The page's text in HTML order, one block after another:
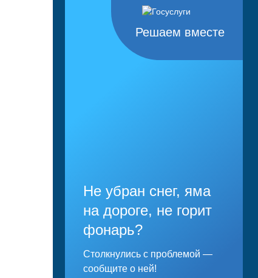
Решаем вместе
Не убран снег, яма
на дороге, не горит
фонарь?
Столкнулись с проблемой —
сообщите о ней!